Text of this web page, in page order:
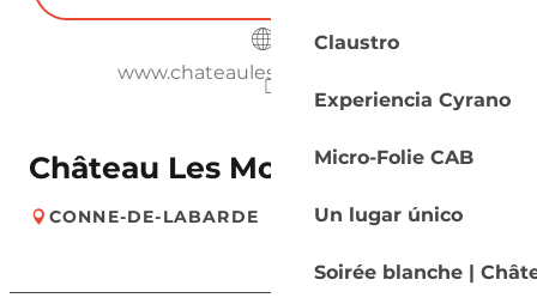
Claustro
Experiencia Cyrano
Micro-Folie CAB
Un lugar único
Soirée blanche |
www.chateaulesmonderys.com
Château Les Mondérys
CONNE-DE-LABARDE